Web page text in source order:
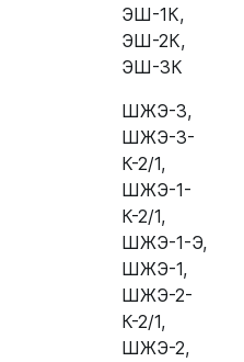
ЭШ-1К,
ЭШ-2К,
ЭШ-3К
ШЖЭ-3,
ШЖЭ-3-
К-2/1,
ШЖЭ-1-
К-2/1,
ШЖЭ-1-Э,
ШЖЭ-1,
ШЖЭ-2-
К-2/1,
ШЖЭ-2,